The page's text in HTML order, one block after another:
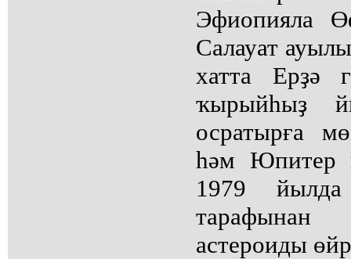
Эфиопияла
Салауат
хатта Ерҙә
ҡырыйһыҙ
осратырға
һәм Юпитер
1979 йылда
астероиды